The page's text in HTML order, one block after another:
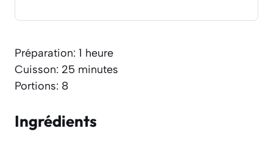
Préparation: 1 heure
Cuisson: 25 minutes
Portions: 8
Ingrédients